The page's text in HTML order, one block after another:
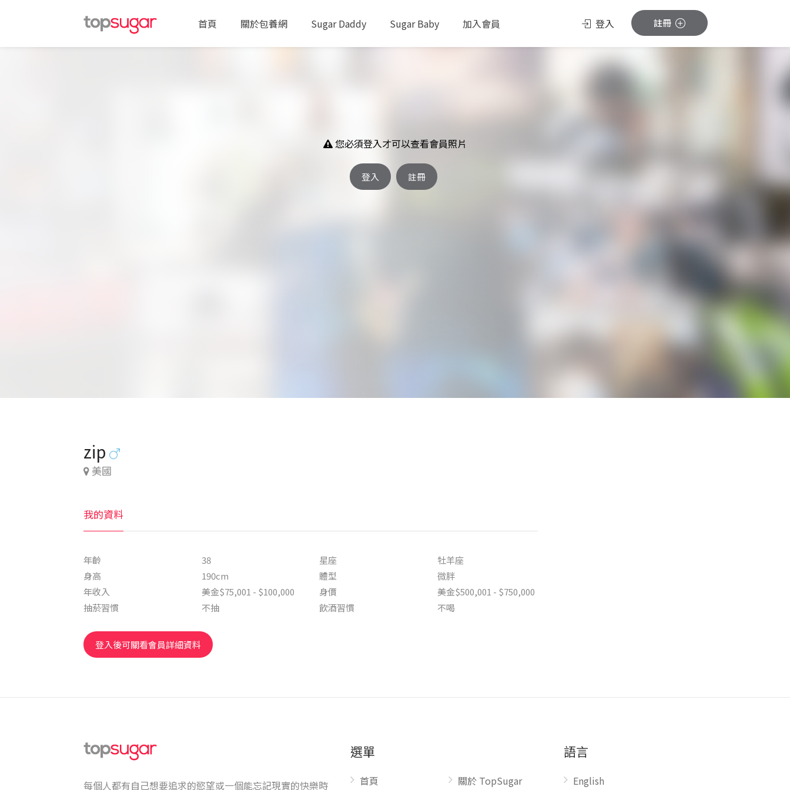
首頁 關於包養網 Sugar Daddy Sugar Baby 加入會員 登入 註冊
您必須登入才可以查看會員照片
登入 註冊
zip
美國
我的資料
年齡 38 星座
牡羊座
身高
190cm 體型
微胖
年收入
美金$75,001 - $100,000 身價
美金$500,001 - $750,000
抽菸習慣
不抽 飲酒習慣 不喝
登入後可關看會員詳細資料
每個人都有自己想要追求的慾望或一個能忘記現實的快樂時
選單
首頁 關於 TopSugar
語言
English